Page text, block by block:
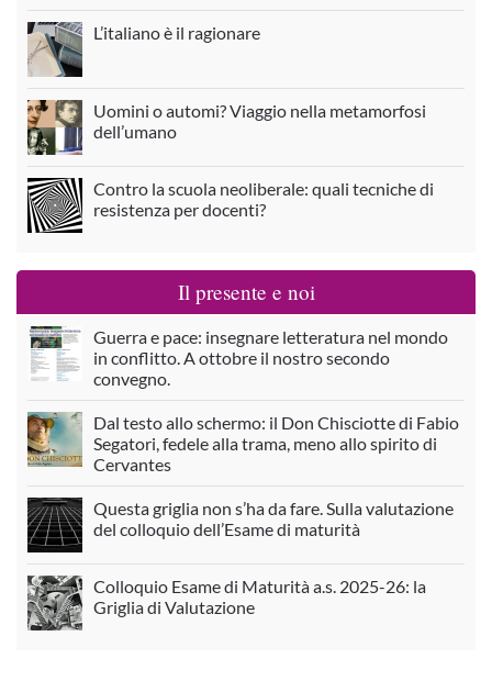
L’italiano è il ragionare
Uomini o automi? Viaggio nella metamorfosi
dell’umano
Contro la scuola neoliberale: quali tecniche di
resistenza per docenti?
Il presente e noi
Guerra e pace: insegnare letteratura nel mondo
in conflitto. A ottobre il nostro secondo
convegno.
Dal testo allo schermo: il Don Chisciotte di Fabio
Segatori, fedele alla trama, meno allo spirito di
Cervantes
Questa griglia non s’ha da fare. Sulla valutazione
del colloquio dell’Esame di maturità
Colloquio Esame di Maturità a.s. 2025-26: la
Griglia di Valutazione